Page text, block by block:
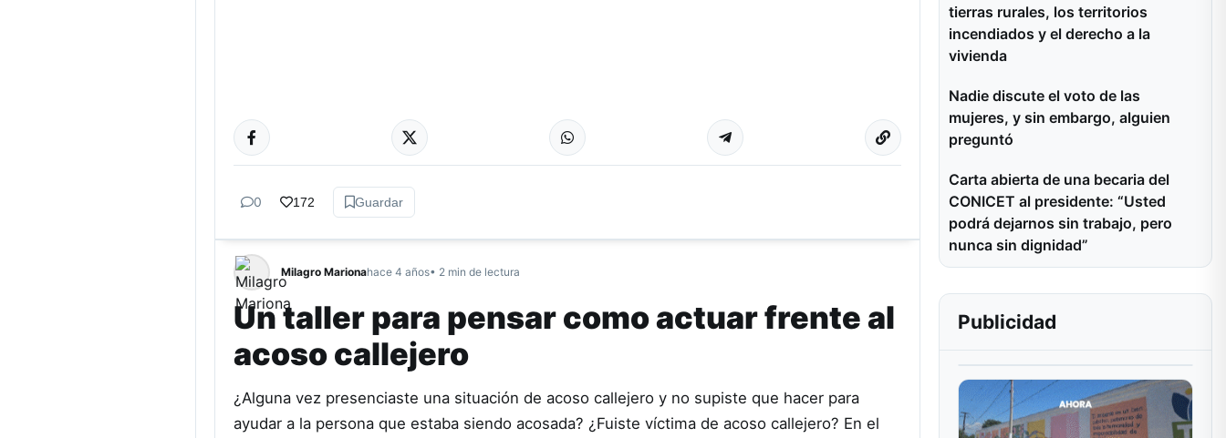
GÉNERO Y
DIVERSIDAD
0 172 Guardar
Milagro Marionahace 4 años• 2 min de lectura
Un taller para pensar como actuar frente al
acoso callejero
¿Alguna vez presenciaste una situación de acoso callejero y no supiste que hacer para
ayudar a la persona que estaba siendo acosada? ¿Fuiste víctima de acoso callejero? En el
tierras rurales, los territorios
incendiados y el derecho a la
vivienda
Nadie discute el voto de las
mujeres, y sin embargo, alguien
preguntó
Carta abierta de una becaria del
CONICET al presidente: “Usted
podrá dejarnos sin trabajo, pero
nunca sin dignidad”
Publicidad